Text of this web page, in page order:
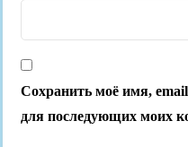
Сохранить моё имя, email
для последующих моих